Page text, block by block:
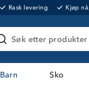
Rask levering Kjøp
Søk etter
Barn Sko